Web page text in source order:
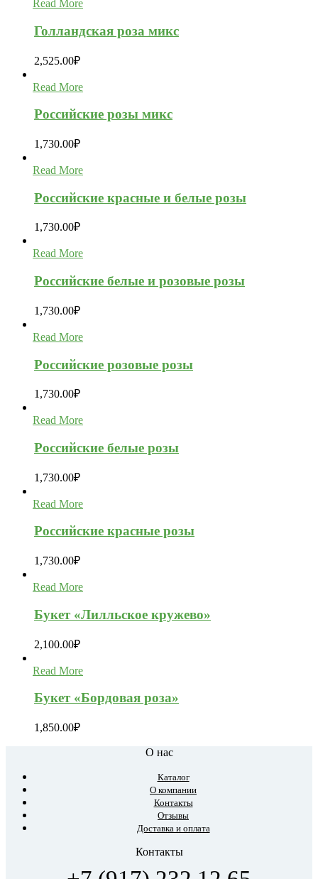
Read More
Голландская роза микс
2,525.00₽
Read More
Российские розы микс
1,730.00₽
Read More
Российские красные и белые розы
1,730.00₽
Read More
Российские белые и розовые розы
1,730.00₽
Read More
Российские розовые розы
1,730.00₽
Read More
Российские белые розы
1,730.00₽
Read More
Российские красные розы
1,730.00₽
Read More
Букет «Лилльское кружево»
2,100.00₽
Read More
Букет «Бордовая роза»
1,850.00₽
О нас
Каталог
О компании
Контакты
Отзывы
Доставка и оплата
Контакты